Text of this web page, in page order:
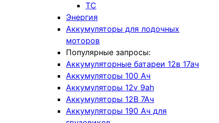
ТС
Энергия
Аккумуляторы для лодочных
моторов
Популярные запросы:
Аккумуляторные батареи 12в 17ач
Аккумуляторы 100 Ач
Аккумуляторы 12v 9ah
Аккумуляторы 12В 7Ач
Аккумуляторы 190 Ач для